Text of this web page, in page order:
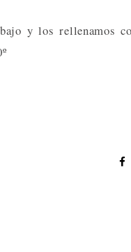
y los rellenamos